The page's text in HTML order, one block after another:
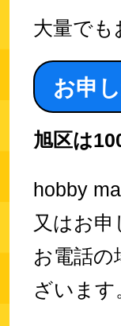
大量でも
お申
旭区は
hobby
又はお
お電話の
ざいます